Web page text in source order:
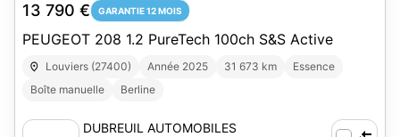
13 790 € GARANTIE 12 MOIS
PEUGEOT 208 1.2 PureTech 100ch S&S Active
Louviers (27400) Année 2025 31 673 km
Essence
Boîte manuelle
Berline
DUBREUIL AUTOMOBILES